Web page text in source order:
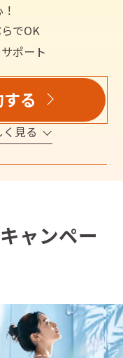
でOK
ポート
る
見る
ャンペー